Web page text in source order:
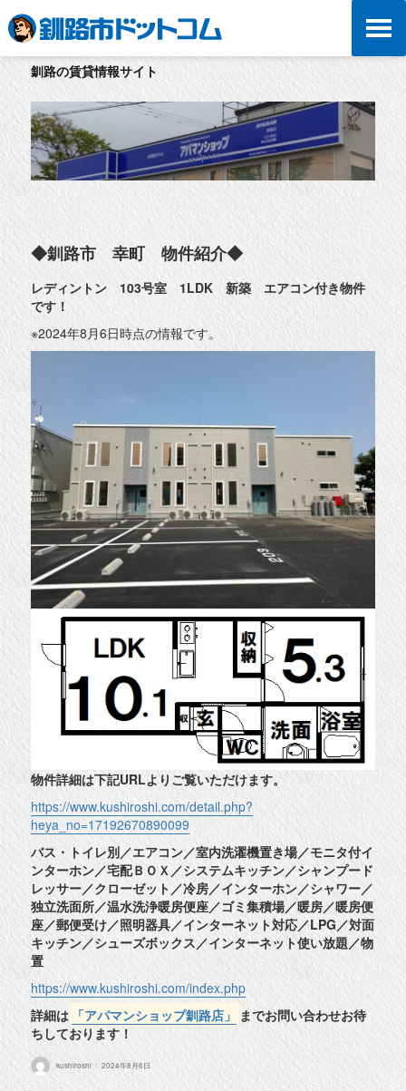
釧路の賃貸情報サイト
◆釧路市 幸町 物件紹介◆
レディントン 103号室 1LDK 新築 エアコン付き物件
です！
※2024年8月6日時点の情報です。
物件詳細は下記URLよりご覧いただけます。
https://www.kushiroshi.com/detail.php?
heya_no=17192670890099
バス・トイレ別／エアコン／室内洗濯機置き場／モニタ付イ
ンターホン／宅配ＢＯＸ／システムキッチン／シャンプード
レッサー／クローゼット／冷房／インターホン／シャワー／
独立洗面所／温水洗浄暖房便座／ゴミ集積場／暖房／暖房便
座／郵便受け／照明器具／インターネット対応／LPG／対面
キッチン／シューズボックス／インターネット使い放題／物
置
https://www.kushiroshi.com/index.php
詳細は 「アパマンショップ釧路店」
までお問い合わせお待
ちしております！
投
kushiroshi
投
2024年8月6日